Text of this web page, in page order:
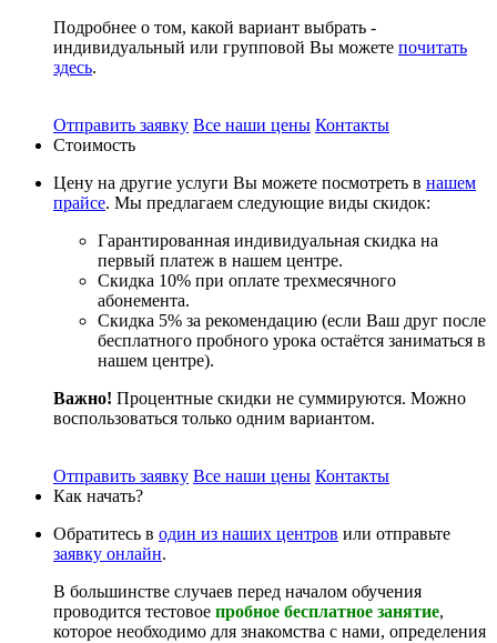
Подробнее о том, какой вариант выбрать -
индивидуальный или групповой Вы можете почитать
здесь.
Отправить заявку Все наши цены Контакты
Стоимость
Цену на другие услуги Вы можете посмотреть в нашем
прайсе. Мы предлагаем следующие виды скидок:
Гарантированная индивидуальная скидка на
первый платеж в нашем центре.
Скидка 10% при оплате трехмесячного
абонемента.
Скидка 5% за рекомендацию (если Ваш друг после
бесплатного пробного урока остаётся заниматься в
нашем центре).
Важно! Процентные скидки не суммируются. Можно
воспользоваться только одним вариантом.
Отправить заявку Все наши цены Контакты
Как начать?
Обратитесь в один из наших центров или отправьте
заявку онлайн.
В большинстве случаев перед началом обучения
проводится тестовое пробное бесплатное занятие,
которое необходимо для знакомства с нами, определения